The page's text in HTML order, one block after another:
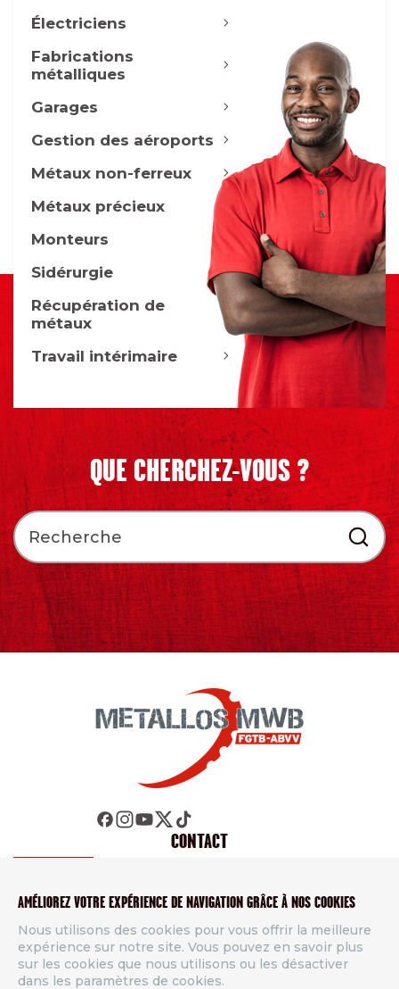
Électriciens
Fabrications
métalliques
Garages
Gestion des aéroports
Métaux non-ferreux
Métaux précieux
Monteurs
Sidérurgie
Récupération de
métaux
Travail intérimaire
QUE CHERCHEZ-VOUS ?
CONTACT
Métallos FGTB
Rue de Namur 49, 5000 Beez
Tél.+32 81 26 51 11
info@metallos.be
AMÉLIOREZ VOTRE EXPÉRIENCE DE NAVIGATION GRÂCE À NOS COOKIES
Nous utilisons des cookies pour vous offrir la meilleure
expérience sur notre site. Vous pouvez en savoir plus
sur les cookies que nous utilisons ou les désactiver
dans les paramètres de cookies.